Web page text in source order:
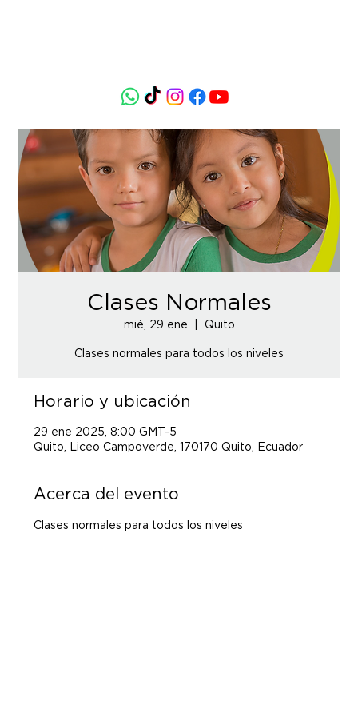
Clases Normales
mié, 29 ene Quito
Clases normales para todos los niveles
Horario y ubicación
29 ene 2025, 8:00 GMT-5
Quito, Liceo Campoverde, 170170 Quito, Ecuador
Acerca del evento
Clases normales para todos los niveles